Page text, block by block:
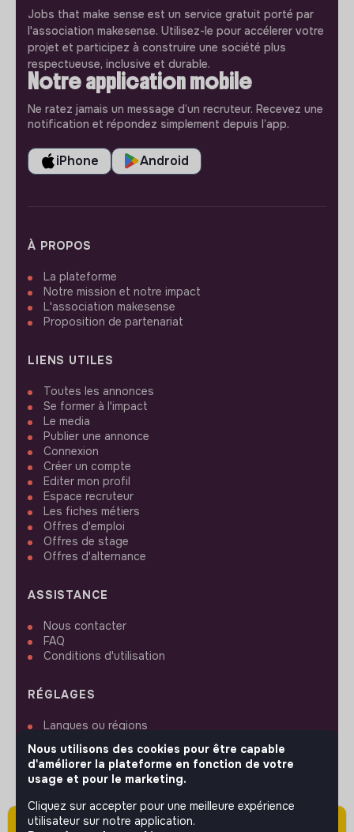
Attention cette annonce a été publiée il y a
Jobs that make sense est un service gratuit porté par
l'association makesense. Utilisez-le pour accélerer votre
projet et participez à construire une société plus
respectueuse, inclusive et durable.
Notre application mobile
Ne ratez jamais un message d’un recruteur. Recevez une
notification et répondez simplement depuis l’app.
iPhone Android
À PROPOS
La plateforme
Notre mission et notre impact
L'association makesense
Proposition de partenariat
LIENS UTILES
Toutes les annonces
Se former à l'impact
Le media
Publier une annonce
Connexion
Créer un compte
Editer mon profil
Espace recruteur
Les fiches métiers
Offres d'emploi
Offres de stage
Offres d'alternance
ASSISTANCE
Nous contacter
FAQ
Conditions d'utilisation
RÉGLAGES
Langues ou régions
Plan du site
Paramètres des cookies
Nous utilisons des cookies pour être capable
d'améliorer la plateforme en fonction de votre
usage et pour le marketing.
Cliquez sur accepter pour une meilleure expérience
utilisateur sur notre application.